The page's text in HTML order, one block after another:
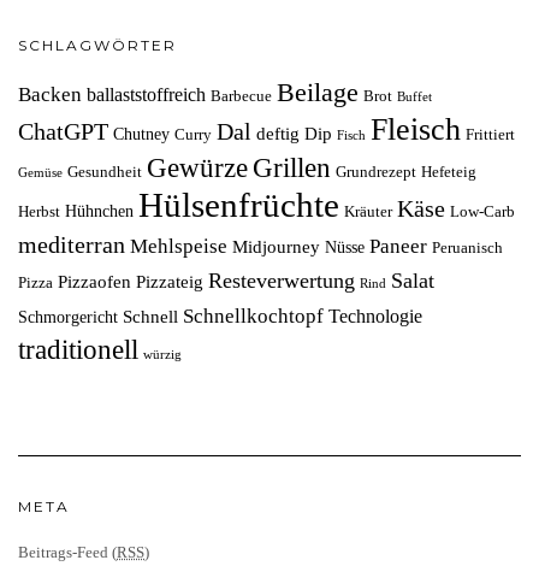
SCHLAGWÖRTER
Backen ballaststoffreich Barbecue Beilage Brot Buffet
ChatGPT Chutney Curry Dal deftig Dip Fisch Fleisch Frittiert
Gemüse Gesundheit Gewürze Grillen Grundrezept Hefeteig
Herbst Hühnchen Hülsenfrüchte Kräuter Käse Low-Carb
mediterran Mehlspeise Midjourney Nüsse Paneer Peruanisch
Pizza Pizzaofen Pizzateig Resteverwertung Rind Salat
Schmorgericht Schnell Schnellkochtopf Technologie
traditionell würzig
META
Beitrags-Feed (RSS)